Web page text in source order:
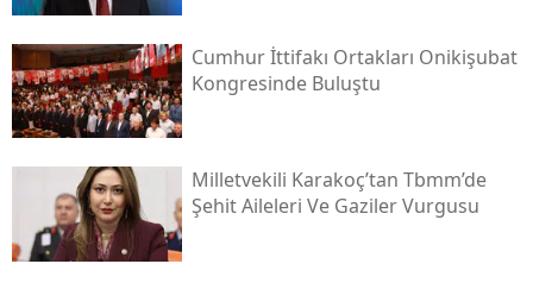
Cumhur İttifakı Ortakları Onikişubat
Kongresinde Buluştu
Milletvekili Karakoç’tan Tbmm’de
Şehit Aileleri Ve Gaziler Vurgusu